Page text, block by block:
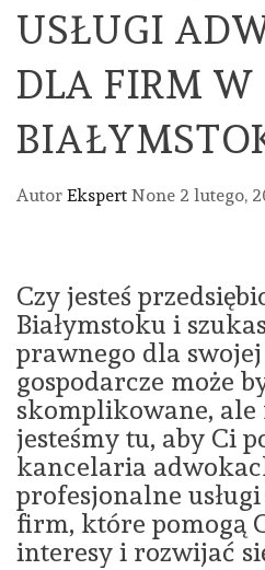
USŁUGI
DLA FIRM W
Autor Ekspert None 2 lutego,
Czy jesteś
Białymstoku i
prawnego dla
gospodarcze może
skomplikowane, ale
jesteśmy tu, aby Ci
kancelaria
profesjonalne
firm, które pomogą
interesy i rozwijać